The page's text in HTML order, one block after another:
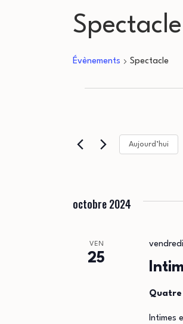
Spectacle
Évènements Spectacle
Aujourd’hui
octobre 2024
VEN
25
Intimes